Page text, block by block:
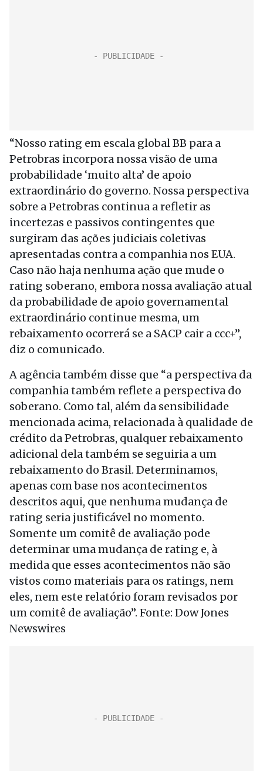
“Nosso rating em escala global BB para a
Petrobras incorpora nossa visão de uma
probabilidade ‘muito alta’ de apoio
extraordinário do governo. Nossa perspectiva
sobre a Petrobras continua a refletir as
incertezas e passivos contingentes que
surgiram das ações judiciais coletivas
apresentadas contra a companhia nos EUA.
Caso não haja nenhuma ação que mude o
rating soberano, embora nossa avaliação atual
da probabilidade de apoio governamental
extraordinário continue mesma, um
rebaixamento ocorrerá se a SACP cair a ccc+”,
diz o comunicado.
A agência também disse que “a perspectiva da
companhia também reflete a perspectiva do
soberano. Como tal, além da sensibilidade
mencionada acima, relacionada à qualidade de
crédito da Petrobras, qualquer rebaixamento
adicional dela também se seguiria a um
rebaixamento do Brasil. Determinamos,
apenas com base nos acontecimentos
descritos aqui, que nenhuma mudança de
rating seria justificável no momento.
Somente um comitê de avaliação pode
determinar uma mudança de rating e, à
medida que esses acontecimentos não são
vistos como materiais para os ratings, nem
eles, nem este relatório foram revisados por
um comitê de avaliação”. Fonte: Dow Jones
Newswires